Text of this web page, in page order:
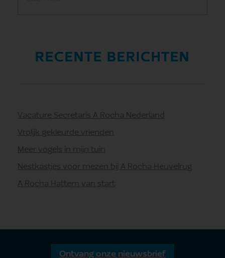
RECENTE BERICHTEN
Vacature Secretaris A Rocha Nederland
Vrolijk gekleurde vrienden
Meer vogels in mijn tuin
Nestkastjes voor mezen bij A Rocha Heuvelrug
A Rocha Hattem van start
Ontvang onze nieuwsbrief